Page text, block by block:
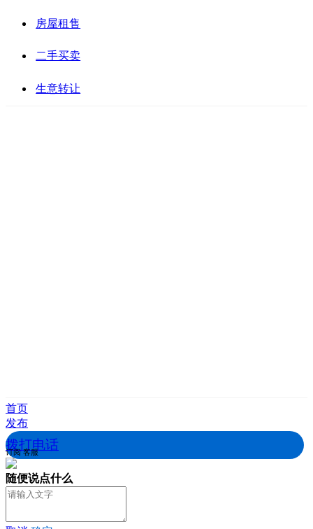
房屋租售
二手买卖
生意转让
首页
发布
拨打电话
订阅 客服
随便说点什么